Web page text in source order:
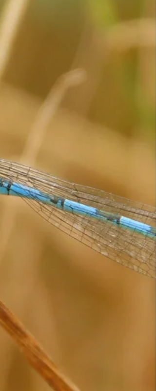
sfingide con abitudini diurne che si rinviene sia in
ambienti di pianura, che...